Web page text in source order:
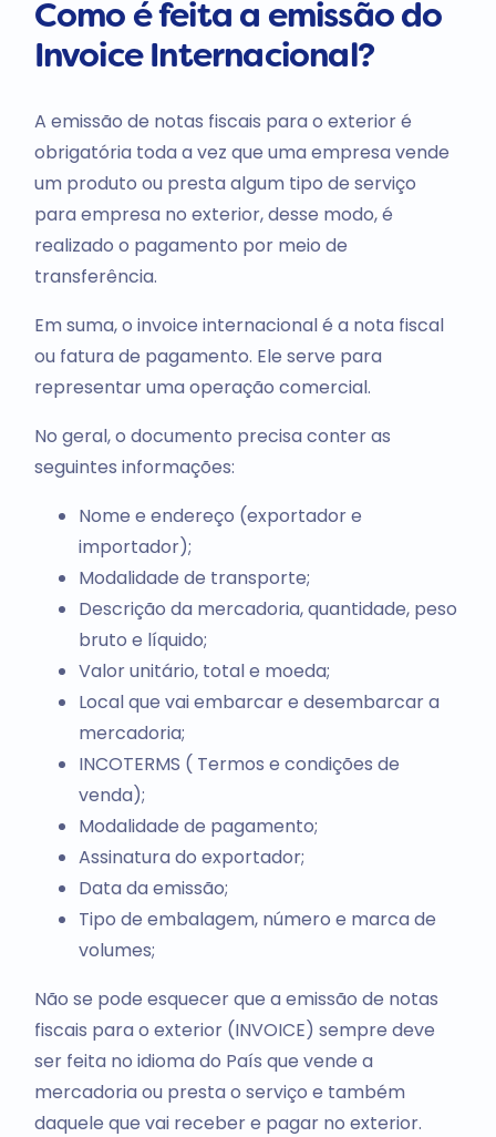
Como é feita a emissão do
Invoice Internacional?
A emissão de notas fiscais para o exterior é
obrigatória toda a vez que uma empresa vende
um produto ou presta algum tipo de serviço
para empresa no exterior, desse modo, é
realizado o pagamento por meio de
transferência.
Em suma, o invoice internacional é a nota fiscal
ou fatura de pagamento. Ele serve para
representar uma operação comercial.
No geral, o documento precisa conter as
seguintes informações:
Nome e endereço (exportador e
importador);
Modalidade de transporte;
Descrição da mercadoria, quantidade, peso
bruto e líquido;
Valor unitário, total e moeda;
Local que vai embarcar e desembarcar a
mercadoria;
INCOTERMS ( Termos e condições de
venda);
Modalidade de pagamento;
Assinatura do exportador;
Data da emissão;
Tipo de embalagem, número e marca de
volumes;
Não se pode esquecer que a emissão de notas
fiscais para o exterior (INVOICE) sempre deve
ser feita no idioma do País que vende a
mercadoria ou presta o serviço e também
daquele que vai receber e pagar no exterior.